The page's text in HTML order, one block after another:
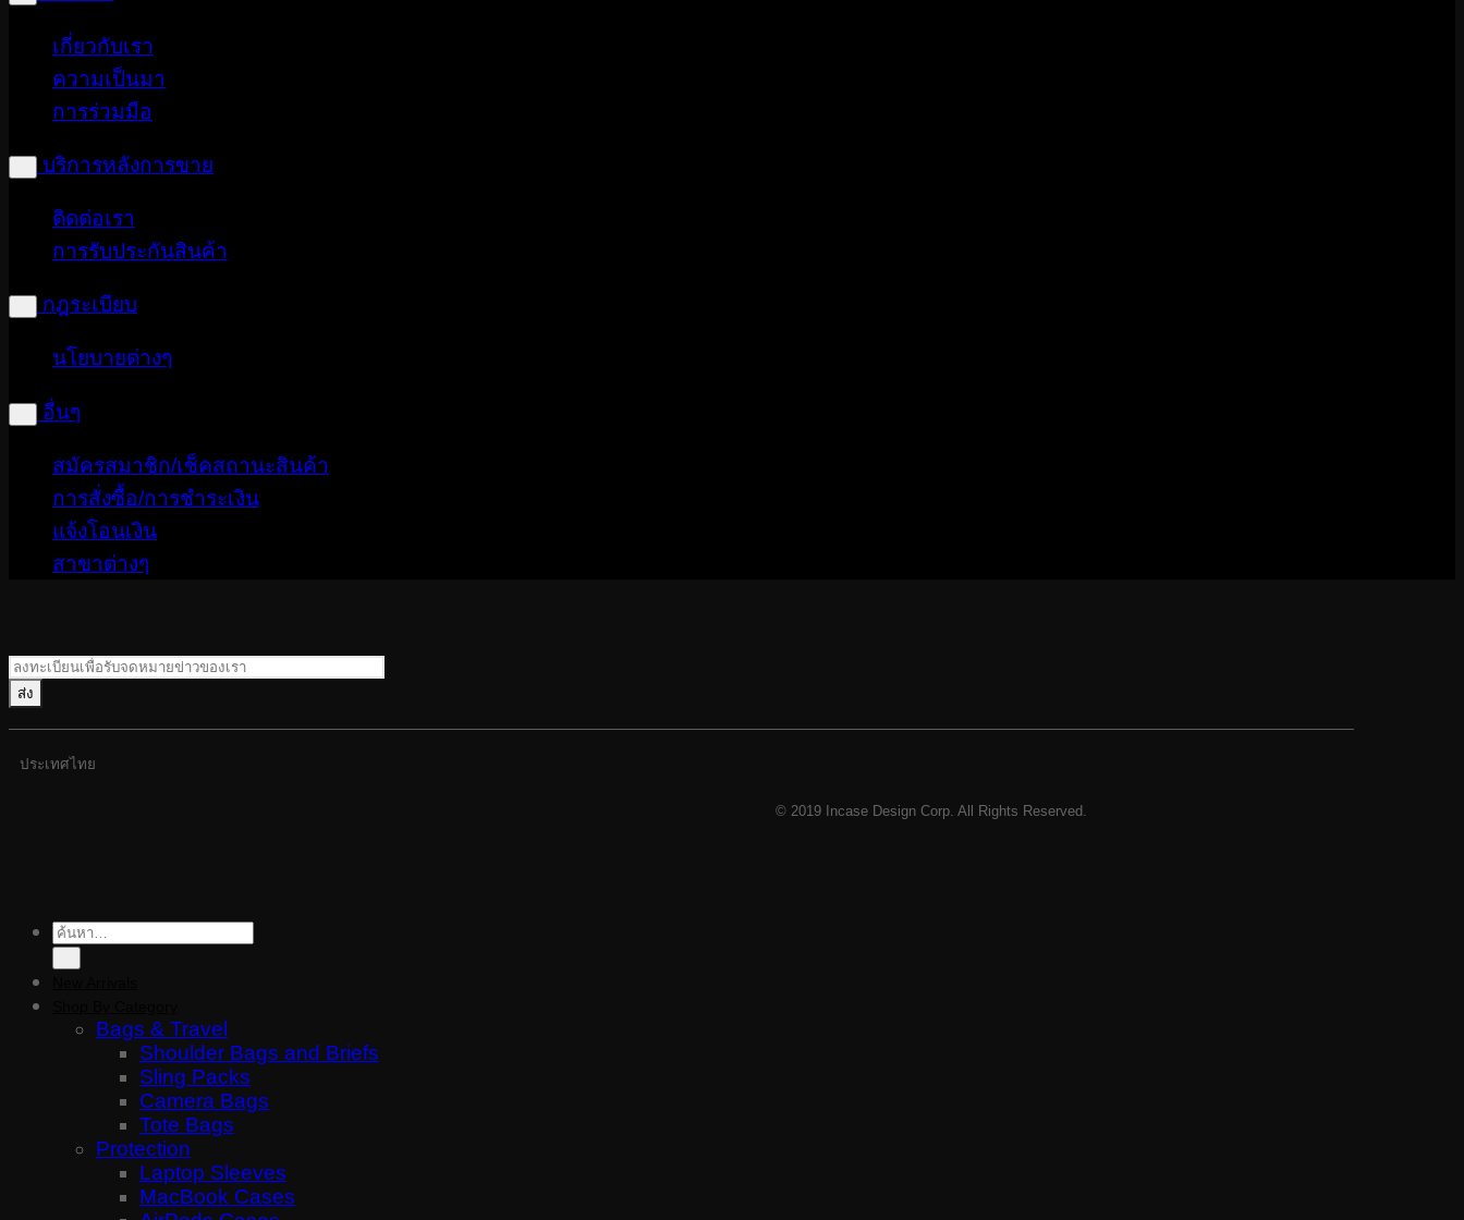
เกี่ยวกับเรา
ความเป็นมา
การร่วมมือ
บริการหลังการขาย
ติดต่อเรา
การรับประกันสินค้า
กฎระเบียบ
นโยบายต่างๆ
อื่นๆ
สมัครสมาชิก/เช็คสถานะสินค้า
การสั่งซื้อ/การชำระเงิน
แจ้งโอนเงิน
สาขาต่างๆ
ประเทศไทย
© 2019 Incase Design Corp. All Rights Reserved.
ค้นหา:
Bags & Travel
Shoulder Bags and Briefs
Sling Packs
Camera Bags
Tote Bags
Protection
Laptop Sleeves
MacBook Cases